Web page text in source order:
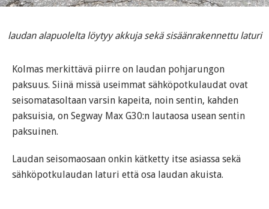
laudan alapuolelta löytyy akkuja sekä sisäänrakennettu laturi
Kolmas merkittävä piirre on laudan pohjarungon
paksuus. Siinä missä useimmat sähköpotkulaudat ovat
seisomatasoltaan varsin kapeita, noin sentin, kahden
paksuisia, on Segway Max G30:n lautaosa usean sentin
paksuinen.
Laudan seisomaosaan onkin kätketty itse asiassa sekä
sähköpotkulaudan laturi että osa laudan akuista.